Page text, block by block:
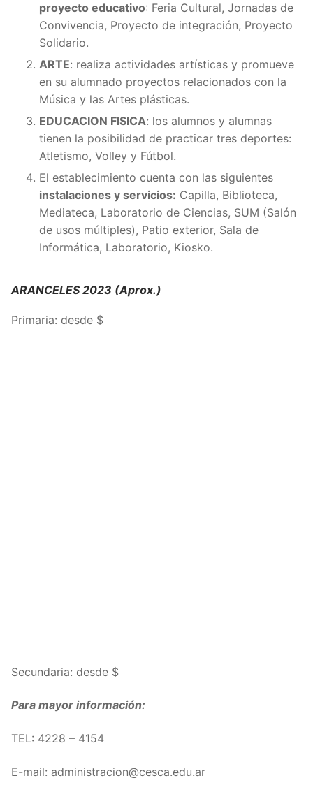
proyecto educativo: Feria Cultural, Jornadas de
Convivencia, Proyecto de integración, Proyecto
Solidario.
ARTE: realiza actividades artísticas y promueve
en su alumnado proyectos relacionados con la
Música y las Artes plásticas.
EDUCACION FISICA: los alumnos y alumnas
tienen la posibilidad de practicar tres deportes:
Atletismo, Volley y Fútbol.
El establecimiento cuenta con las siguientes
instalaciones y servicios: Capilla, Biblioteca,
Mediateca, Laboratorio de Ciencias, SUM (Salón
de usos múltiples), Patio exterior, Sala de
Informática, Laboratorio, Kiosko.
ARANCELES 2023 (Aprox.)
Primaria: desde $
Secundaria: desde $
Para mayor información:
TEL: 4228 – 4154
E-mail: administracion@cesca.edu.ar